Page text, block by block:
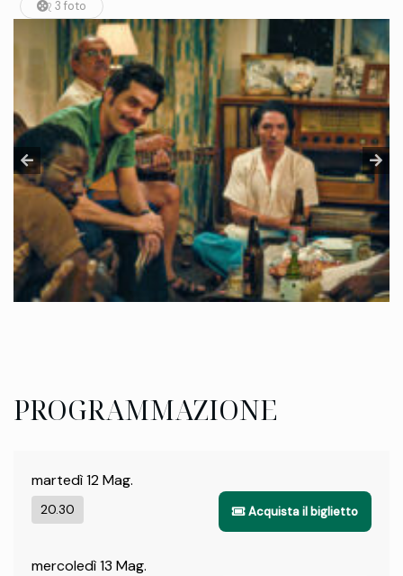
3 foto
PROGRAMMAZIONE
martedì 12 Mag.
Acquista il biglietto
20.30
mercoledì 13 Mag.